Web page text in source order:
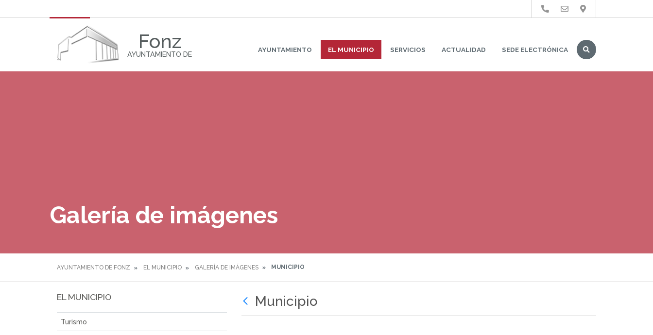
Fonz
AYUNTAMIENTO DE
AYUNTAMIENTO EL MUNICIPIO SERVICIOS ACTUALIDAD SEDE ELECTRÓNICA
Buscar
Galería de imágenes
AYUNTAMIENTO DE FONZ EL MUNICIPIO GALERÍA DE IMÁGENES MUNICIPIO
EL MUNICIPIO
Turismo
Municipio